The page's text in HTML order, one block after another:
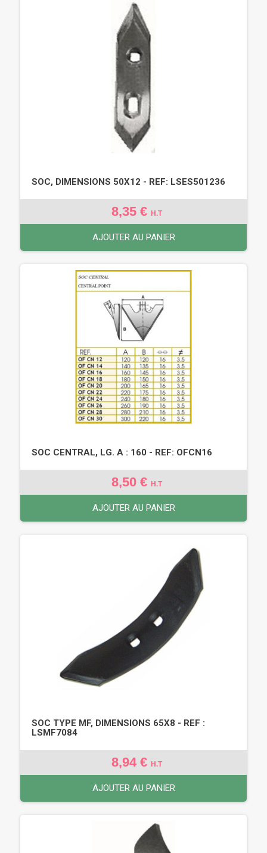
SOC, DIMENSIONS 50X12 - REF: LSES501236
8,35 € H.T
AJOUTER AU PANIER
SOC CENTRAL, LG. A : 160 - REF: OFCN16
8,50 € H.T
AJOUTER AU PANIER
SOC TYPE MF, DIMENSIONS 65X8 - REF :
LSMF7084
8,94 € H.T
AJOUTER AU PANIER